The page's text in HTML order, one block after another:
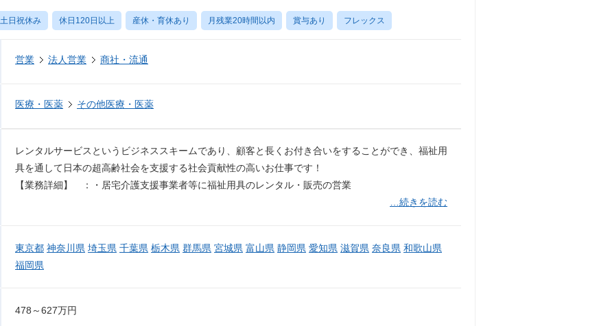
土日祝休み 休日120日以上 産休・育休あり 月残業20時間以内 賞与あり フレックス
営業 法人営業 商社・流通
医療・医薬 その他医療・医薬
レンタルサービスというビジネススキームであり、顧客と長くお付き合いをすることができ、福祉用
具を通して日本の超高齢社会を支援する社会貢献性の高いお仕事です！
【業務詳細】 ：・居宅介護支援事業者等に福祉用具のレンタル・販売の営業
…続きを読む
東京都 神奈川県 埼玉県 千葉県 栃木県 群馬県 宮城県 富山県 静岡県 愛知県 滋賀県 奈良県 和歌山県
福岡県
478～627万円